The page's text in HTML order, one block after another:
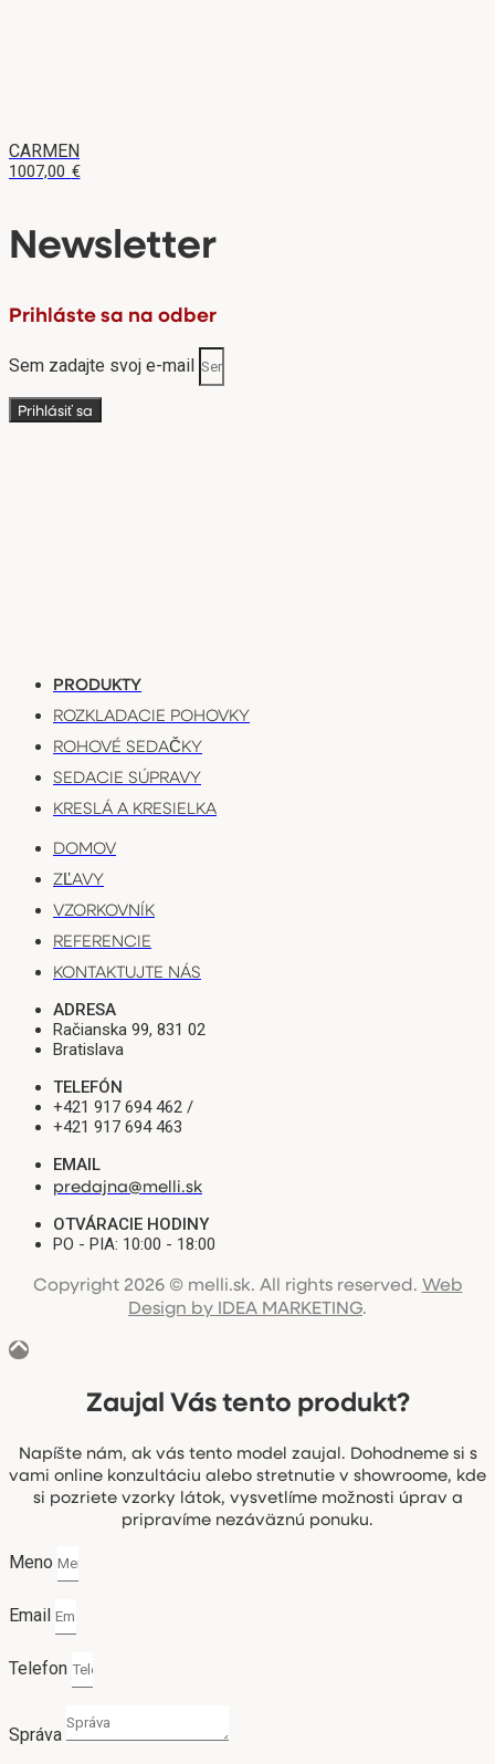
CARMEN
1007,00 €
Newsletter
Prihláste sa na odber
Sem zadajte svoj e-mail
Prihlásiť sa
PRODUKTY
ROZKLADACIE POHOVKY
ROHOVÉ SEDAČKY
SEDACIE SÚPRAVY
KRESLÁ A KRESIELKA
DOMOV
ZĽAVY
VZORKOVNÍK
REFERENCIE
KONTAKTUJTE NÁS
ADRESA
Račianska 99, 831 02
Bratislava
TELEFÓN
+421 917 694 462 /
+421 917 694 463
EMAIL
predajna@melli.sk
OTVÁRACIE HODINY
PO - PIA: 10:00 - 18:00
Copyright 2026 © melli.sk. All rights reserved. Web
Design by IDEA MARKETING.
Zaujal Vás tento produkt?
Napíšte nám, ak vás tento model zaujal. Dohodneme si s
vami online konzultáciu alebo stretnutie v showroome, kde
si pozriete vzorky látok, vysvetlíme možnosti úprav a
pripravíme nezáväznú ponuku.
Meno
Email
Telefon
Správa